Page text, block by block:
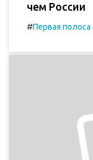
чем России
#Первая полоса